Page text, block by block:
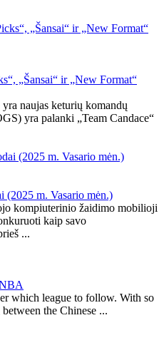
„Šansai“ ir „New Format“
naujas keturių komandų
yra palanki „Team Candace“
m. Vasario mėn.)
kompiuterinio žaidimo mobilioji
kaip savo
...
which league to follow. With so
the Chinese ...